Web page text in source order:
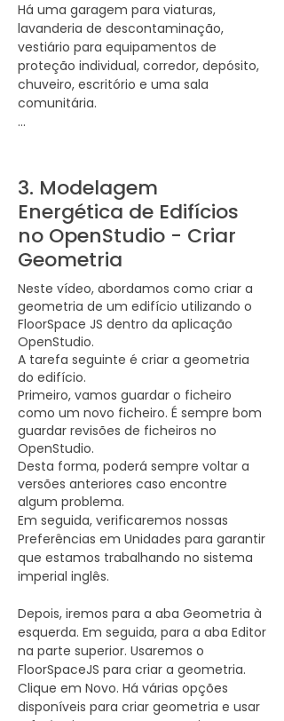
O OpenStudio é uma interface gráfica
de usuário para criar entradas para o
EnergyPlus.
O fluxo de trabalho começa com a
criação da geometria usando o Floor
Alternativamente, se você tiver
geometrias complexas, pode usar o
SketchUp e o plug-in do OpenStudio.
Ou você pode importar geometria de
arquivos IDF, GBXML, SDD ou IFC.
Em seguida, você pode atribuir tipos de
espaço e zonas térmicas ao seu
modelo 3D.
Você pode pensar neste modelo 3D
como uma estrutura que
posteriormente conterá todas as suas
informações de modelagem
energética.
A partir daí, você pode modificar o
modelo alterando diferentes
parâmetros, como:
Quantas pessoas há no edifício.
Você pode alterar as densidades de
potência da iluminação.
Você pode alterar as taxas de
ventilação.
Há uma garagem para viaturas,
lavanderia de descontaminação,
vestiário para equipamentos de
proteção individual, corredor, depósito,
chuveiro, escritório e uma sala
comunitária.
modelos necessários.
Vá em Arquivo → Carregar Biblioteca e
procure o arquivo de biblioteca.
Usaremos um projeto anterior de um
quartel de bombeiros como arquivo de
biblioteca.
Clique em Abrir. Agora a biblioteca deve
estar carregada.
Para ver as informações importadas,
você pode ir para a aba Biblioteca no
canto superior direito.
Estamos na aba Tipos de Espaço, então
precisamos procurar na biblioteca
Tipos de Espaço.
Role para baixo para encontrar os tipos
de espaço do quartel de bombeiros.
Arraste e solte os tipos de espaço
necessários no projeto.
O OpenStudio usa tipos de espaço para
codificar informações sobre como
espaços específicos são usados.
3. Modelagem
Energética de Edifícios
no OpenStudio - Criar
Geometria
Neste vídeo, abordamos como criar a
geometria de um edifício utilizando o
FloorSpace JS dentro da aplicação
OpenStudio.
A tarefa seguinte é criar a geometria
do edifício.
Primeiro, vamos guardar o ficheiro
como um novo ficheiro. É sempre bom
guardar revisões de ficheiros no
OpenStudio.
Desta forma, poderá sempre voltar a
versões anteriores caso encontre
algum problema.
Em seguida, verificaremos nossas
Preferências em Unidades para garantir
que estamos trabalhando no sistema
imperial inglês.
Depois, iremos para a aba Geometria à
esquerda. Em seguida, para a aba Editor
na parte superior. Usaremos o
FloorSpaceJS para criar a geometria.
Clique em Novo. Há várias opções
disponíveis para criar geometria e usar